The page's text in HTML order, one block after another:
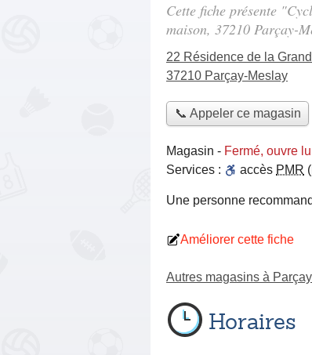
Cette fiche présente
maison, 37210 Parçay-
22 Résidence de la
37210 Parçay-Meslay
📞 Appeler ce magasin
Magasin - Fermé, ouvre
Services :
accès PMR
Une personne
Améliorer cette fiche
Autres magasins à
Horaires